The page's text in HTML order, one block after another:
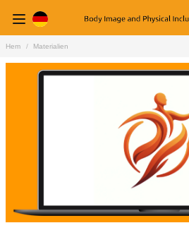
Hem Materialien